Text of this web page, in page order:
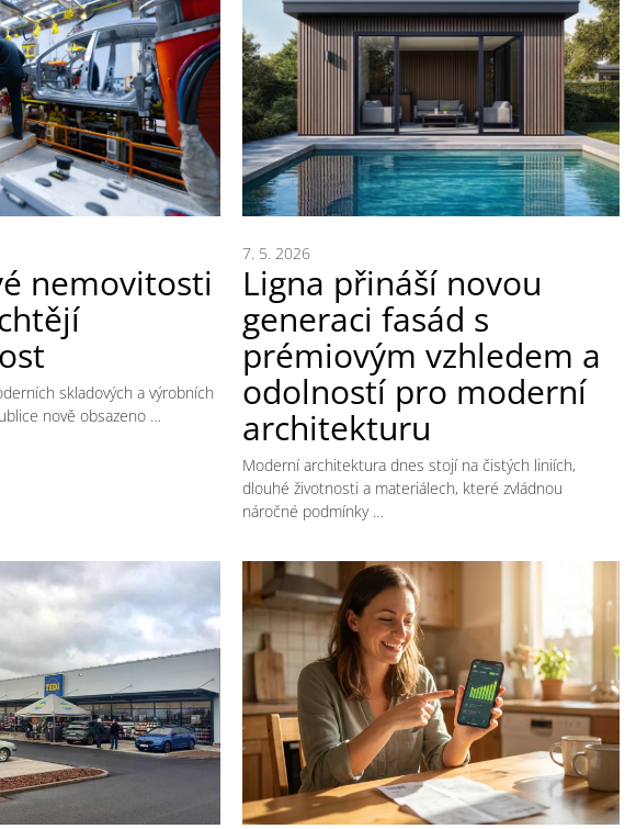
nemovitosti
skladových a výrobních
nově obsazeno …
Ligna přináší novou
generaci fasád s
prémiovým vzhledem a
odolností pro moderní
architekturu
7. 5. 2026
Moderní architektura dnes stojí na čistých liniích,
dlouhé životnosti a materiálech, které zvládnou
náročné podmínky …